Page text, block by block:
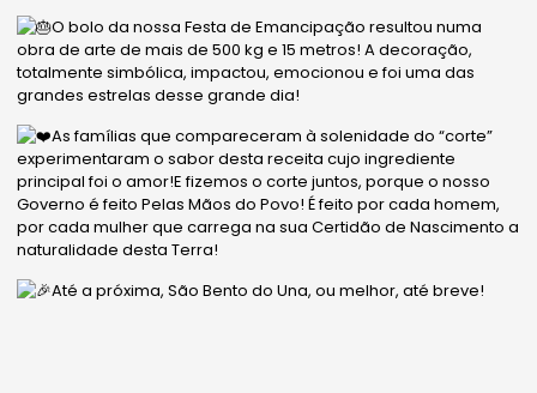
O bolo da nossa Festa de Emancipação resultou numa
obra de arte de mais de 500 kg e 15 metros! A decoração,
totalmente simbólica, impactou, emocionou e foi uma das
grandes estrelas desse grande dia!
As famílias que compareceram à solenidade do “corte”
experimentaram o sabor desta receita cujo ingrediente
principal foi o amor!E fizemos o corte juntos, porque o nosso
Governo é feito Pelas Mãos do Povo! É feito por cada homem,
por cada mulher que carrega na sua Certidão de Nascimento a
naturalidade desta Terra!
Até a próxima, São Bento do Una, ou melhor, até breve!